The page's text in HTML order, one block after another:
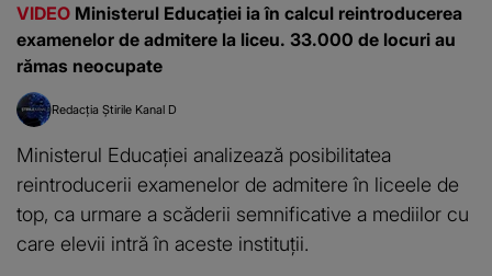
VIDEO Ministerul Educației ia în calcul reintroducerea
examenelor de admitere la liceu. 33.000 de locuri au
rămas neocupate
Redacția Știrile Kanal D
Ministerul Educației analizează posibilitatea
reintroducerii examenelor de admitere în liceele de
top, ca urmare a scăderii semnificative a mediilor cu
care elevii intră în aceste instituții.